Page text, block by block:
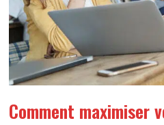
Comment maximiser